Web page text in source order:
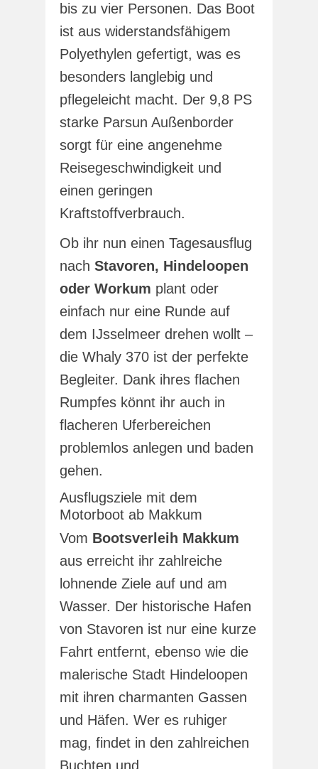
bis zu vier Personen. Das Boot
ist aus widerstandsfähigem
Polyethylen gefertigt, was es
besonders langlebig und
pflegeleicht macht. Der 9,8 PS
starke Parsun Außenborder
sorgt für eine angenehme
Reisegeschwindigkeit und
einen geringen
Kraftstoffverbrauch.
Ob ihr nun einen Tagesausflug
nach Stavoren, Hindeloopen
oder Workum plant oder
einfach nur eine Runde auf
dem IJsselmeer drehen wollt –
die Whaly 370 ist der perfekte
Begleiter. Dank ihres flachen
Rumpfes könnt ihr auch in
flacheren Uferbereichen
problemlos anlegen und baden
gehen.
Ausflugsziele mit dem
Motorboot ab Makkum
Vom Bootsverleih Makkum
aus erreicht ihr zahlreiche
lohnende Ziele auf und am
Wasser. Der historische Hafen
von Stavoren ist nur eine kurze
Fahrt entfernt, ebenso wie die
malerische Stadt Hindeloopen
mit ihren charmanten Gassen
und Häfen. Wer es ruhiger
mag, findet in den zahlreichen
Buchten und